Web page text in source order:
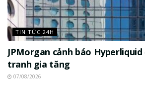
TIN TỨC 24H
JPMorgan cảnh báo
tranh gia tăng
07/08/2026